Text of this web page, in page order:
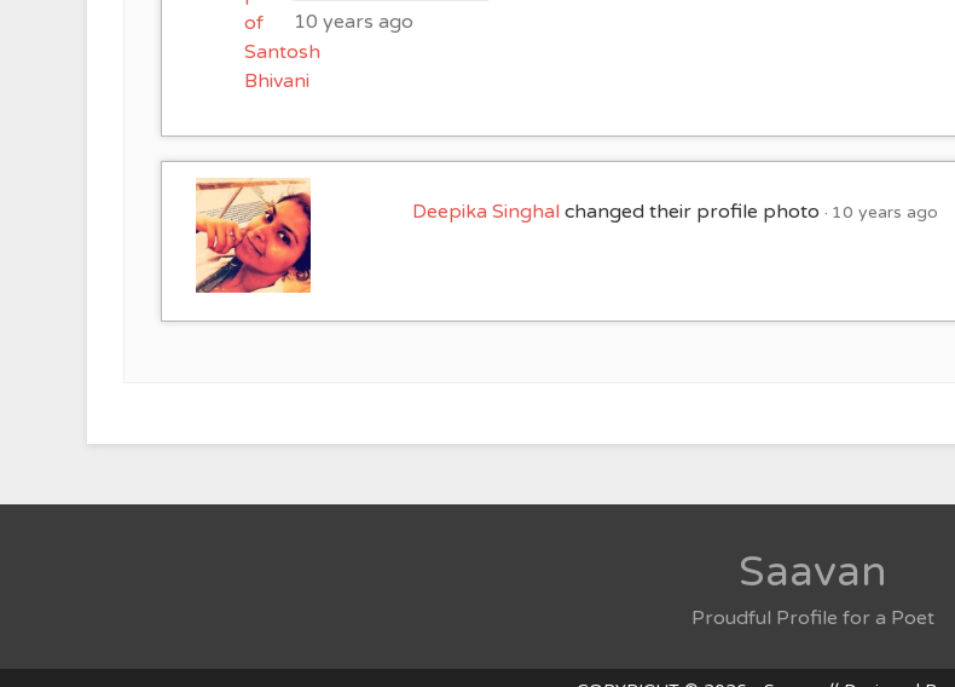
10 years ago
Deepika Singhalchanged their profile photo 10 years ago
Saavan
Proudful Profile for a Poet